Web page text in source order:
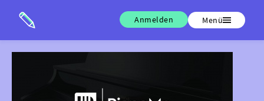
Anmelden Menü